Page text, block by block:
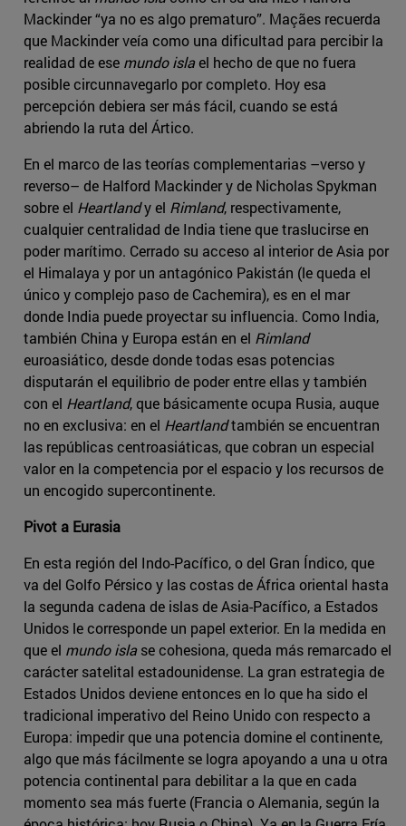
Mackinder “ya no es algo prematuro”. Maçães recuerda
que Mackinder veía como una dificultad para percibir la
realidad de ese mundo islael hecho de que no fuera
posible circunnavegarlo por completo. Hoy esa
percepción debiera ser más fácil, cuando se está
abriendo la ruta del Ártico.
En el marco de las teorías complementarias –verso y
reverso– de Halford Mackinder y de Nicholas Spykman
sobre el Heartlandy el Rimland, respectivamente,
cualquier centralidad de India tiene que traslucirse en
poder marítimo. Cerrado su acceso al interior de Asia por
el Himalaya y por un antagónico Pakistán (le queda el
único y complejo paso de Cachemira), es en el mar
donde India puede proyectar su influencia. Como India,
también China y Europa están en el Rimland
euroasiático, desde donde todas esas potencias
disputarán el equilibrio de poder entre ellas y también
con el Heartland, que básicamente ocupa Rusia, auque
no en exclusiva: en el Heartlandtambién se encuentran
las repúblicas centroasiáticas, que cobran un especial
valor en la competencia por el espacio y los recursos de
un encogido supercontinente.
Pivot a Eurasia
En esta región del Indo-Pacífico, o del Gran Índico, que
va del Golfo Pérsico y las costas de África oriental hasta
la segunda cadena de islas de Asia-Pacífico, a Estados
Unidos le corresponde un papel exterior. En la medida en
que el mundo islase cohesiona, queda más remarcado el
carácter satelital estadounidense. La gran estrategia de
Estados Unidos deviene entonces en lo que ha sido el
tradicional imperativo del Reino Unido con respecto a
Europa: impedir que una potencia domine el continente,
algo que más fácilmente se logra apoyando a una u otra
potencia continental para debilitar a la que en cada
momento sea más fuerte (Francia o Alemania, según la